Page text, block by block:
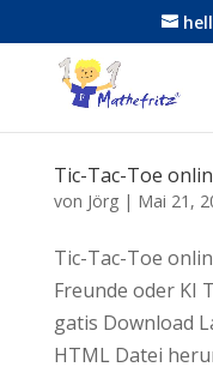
Tic-Tac-Toe
von Jörg| Mai 21,
Tic-Tac-Toe
Freunde oder KI
gatis Download
HTML Datei